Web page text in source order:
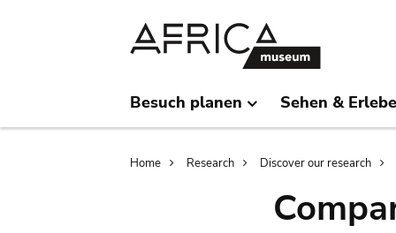
Besuch planen Sehen &
Breadcrumb
Home Research Discover our research